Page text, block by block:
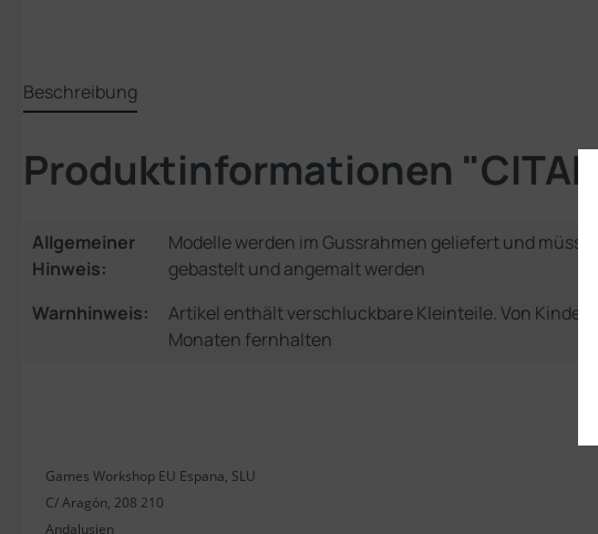
Beschreibung
Produktinformationen
Allgemeiner
Hinweis:
Modelle werden im Gussrahmen geliefert und
gebastelt und angemalt werden
Warnhinweis:
Artikel enthält verschluckbare Kleinteile. Von
Monaten fernhalten
Games Workshop EU Espana, SLU
C/ Aragón, 208 210
Andalusien